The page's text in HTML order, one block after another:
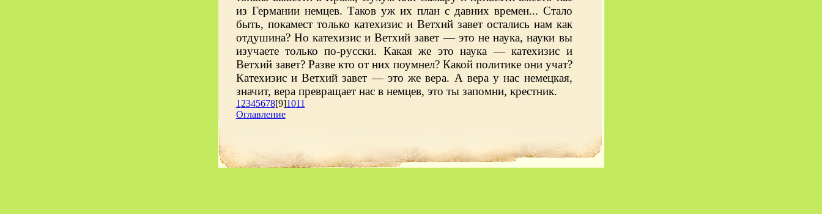
из Германии немцев. Таков уж их план с давних времен... Стало
быть, покамест только катехизис и Ветхий завет остались нам как
отдушина? Но катехизис и Ветхий завет — это не наука, науки вы
изучаете только по-русски. Какая же это наука — катехизис и
Ветхий завет? Разве кто от них поумнел? Какой политике они учат?
Катехизис и Ветхий завет — это же вера. А вера у нас немецкая,
значит, вера превращает нас в немцев, это ты запомни, крестник.
1 2345678[9]1011
Оглавление